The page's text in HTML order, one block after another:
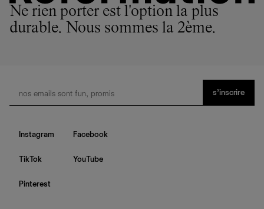
Ne rien porter est l'option la plus
durable. Nous sommes la 2ème.
s’inscrire
Instagram Facebook
TikTok YouTube
Pinterest